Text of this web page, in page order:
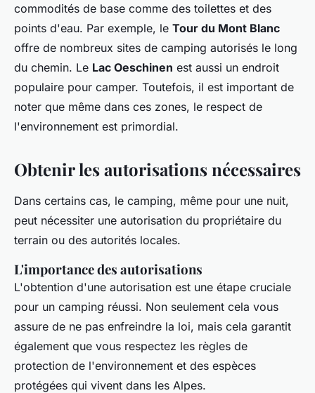
commodités de base comme des toilettes et des
points d'eau. Par exemple, le Tour du Mont Blanc
offre de nombreux sites de camping autorisés le long
du chemin. Le Lac Oeschinen est aussi un endroit
populaire pour camper. Toutefois, il est important de
noter que même dans ces zones, le respect de
l'environnement est primordial.
Obtenir les autorisations nécessaires
Dans certains cas, le camping, même pour une nuit,
peut nécessiter une autorisation du propriétaire du
terrain ou des autorités locales.
L'importance des autorisations
L'obtention d'une autorisation est une étape cruciale
pour un camping réussi. Non seulement cela vous
assure de ne pas enfreindre la loi, mais cela garantit
également que vous respectez les règles de
protection de l'environnement et des espèces
protégées qui vivent dans les Alpes.